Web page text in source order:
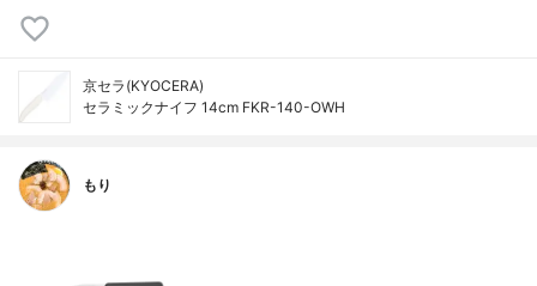
京セラ(KYOCERA)
セラミックナイフ 14cm FKR-140-OWH
もり